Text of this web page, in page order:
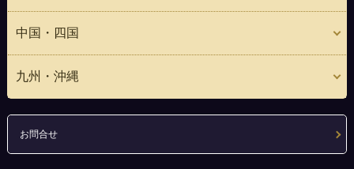
中国・四国
九州・沖縄
お問合せ